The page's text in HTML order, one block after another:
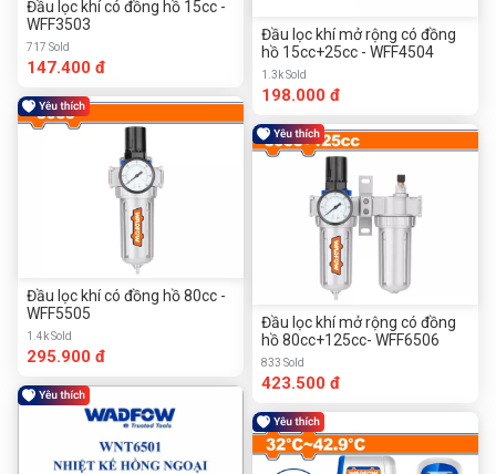
Đầu lọc khí có đồng hồ 15cc -
WFF3503
717 Sold
147.400 đ
Đầu lọc khí có đồng hồ 80cc -
WFF5505
1.4k Sold
295.900 đ
Đầu lọc khí mở rộng có đồng
hồ 15cc+25cc - WFF4504
1.3k Sold
198.000 đ
Đầu lọc khí mở rộng có đồng
hồ 80cc+125cc- WFF6506
833 Sold
423.500 đ